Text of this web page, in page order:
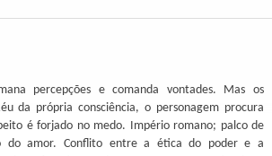
percepções e comanda vontades. Mas os
da própria consciência, o personagem procura
é forjado no medo. Império romano; palco de
do amor. Conflito entre a ética do poder e a